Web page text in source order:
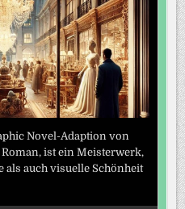
Novel-Adaption von
ist ein Meisterwerk,
als auch visuelle Schönheit